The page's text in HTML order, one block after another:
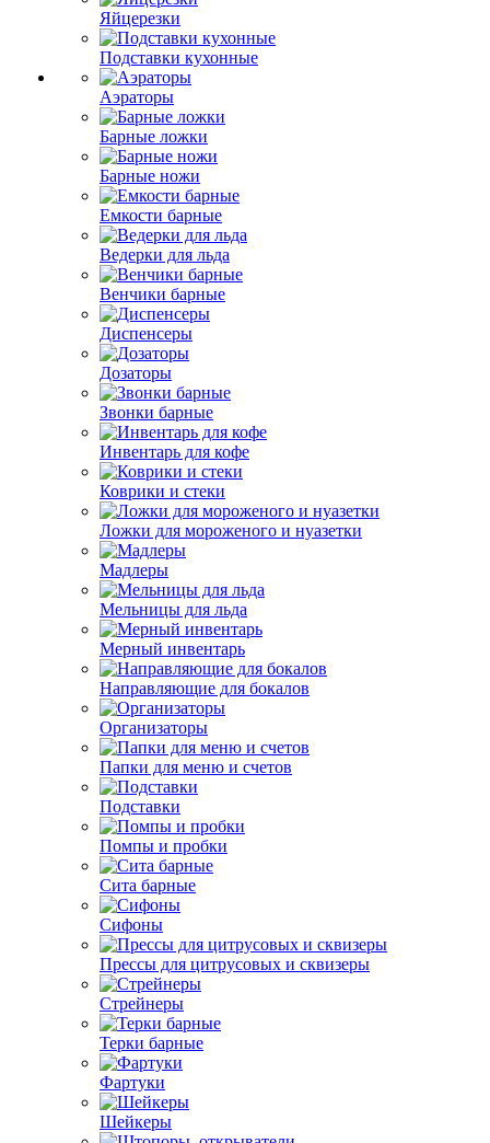
Яйцерезки
Подставки кухонные
Аэраторы
Барные ложки
Барные ножи
Емкости барные
Ведерки для льда
Венчики барные
Диспенсеры
Дозаторы
Звонки барные
Инвентарь для кофе
Коврики и стеки
Ложки для мороженого и нуазетки
Мадлеры
Мельницы для льда
Мерный инвентарь
Направляющие для бокалов
Организаторы
Папки для меню и счетов
Подставки
Помпы и пробки
Сита барные
Сифоны
Прессы для цитрусовых и сквизеры
Стрейнеры
Терки барные
Фартуки
Шейкеры